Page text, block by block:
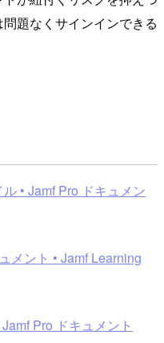
題なくサインインできる
• Jamf Pro ドキュメン
メント • Jamf Learning
Pro ドキュメント